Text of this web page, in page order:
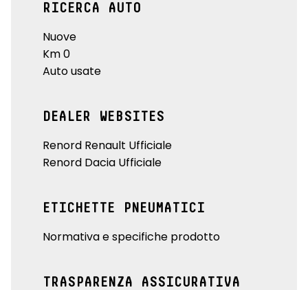
RICERCA AUTO
Nuove
Km 0
Auto usate
DEALER WEBSITES
Renord Renault Ufficiale
Renord Dacia Ufficiale
ETICHETTE PNEUMATICI
Normativa e specifiche prodotto
TRASPARENZA ASSICURATIVA